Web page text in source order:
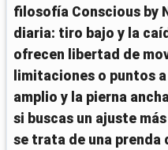
filosofía Conscious by
diaria: tiro bajo y la
ofrecen libertad de
limitaciones o puntos
amplio y la pierna
si buscas un ajuste
se trata de una prenda